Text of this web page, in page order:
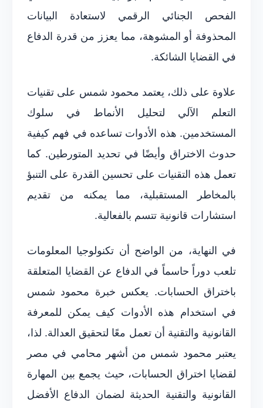
الفحص الجنائي الرقمي لاستعادة البيانات
المحذوفة أو المشوهة، مما يعزز من قدرة الدفاع
في القضايا الشائكة.
علاوة على ذلك، يعتمد محمود شمس على تقنيات
التعلم الآلي لتحليل الأنماط في سلوك
المستخدمين. هذه الأدوات تساعده في فهم كيفية
حدوث الاختراق وأيضًا في تحديد المتورطين. كما
تعمل هذه التقنيات على تحسين القدرة على التنبؤ
بالمخاطر المستقبلية، مما يمكنه من تقديم
استشارات قانونية تتسم بالفعالية.
في النهاية، من الواضح أن تكنولوجيا المعلومات
تلعب دوراً حاسماً في الدفاع عن القضايا المتعلقة
باختراق الحسابات. يعكس خبرة محمود شمس
في استخدام هذه الأدوات كيف يمكن للمعرفة
القانونية والتقنية أن تعمل معًا لتحقيق العدالة. لذا،
يعتبر محمود شمس من أشهر محامي في مصر
لقضايا اختراق الحسابات، حيث يجمع بين المهارة
القانونية والتقنية الحديثة لضمان الدفاع الأفضل